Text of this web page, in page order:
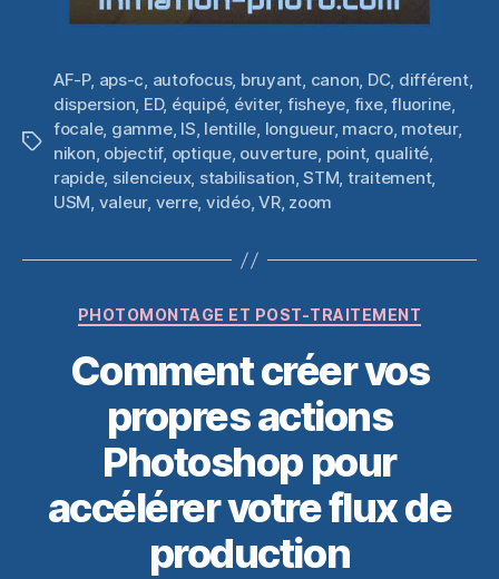
Étiquettes
AF-P, aps-c, autofocus, bruyant, canon, DC, différent,
dispersion, ED, équipé, éviter, fisheye, fixe,fluorine,
focale, gamme, IS, lentille, longueur, macro, moteur,
nikon, objectif, optique, ouverture, point, qualité,
rapide, silencieux, stabilisation,STM, traitement,
USM, valeur, verre, vidéo,VR, zoom
Catégories
PHOTOMONTAGE ET POST-TRAITEMENT
Comment créer vos
propres actions
Photoshop pour
accélérer votre flux de
production